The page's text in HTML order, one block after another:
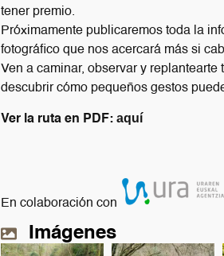
tener premio.
Próximamente publicaremos toda la
fotográfico que nos acercará más si
Ven a caminar, observar y
descubrir cómo pequeños gestos
Ver la ruta en PDF: aquí
En colaboración con
Imágenes